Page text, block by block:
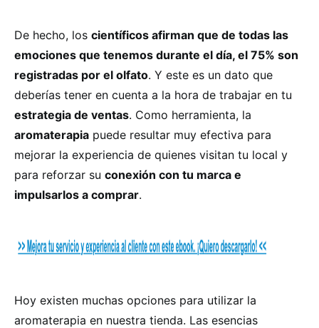
De hecho, los científicos afirman que de todas las
emociones que tenemos durante el día, el 75% son
registradas por el olfato. Y este es un dato que
deberías tener en cuenta a la hora de trabajar en tu
estrategia de ventas. Como herramienta, la
aromaterapia puede resultar muy efectiva para
mejorar la experiencia de quienes visitan tu local y
para reforzar su conexión con tu marca e
impulsarlos a comprar.
Hoy existen muchas opciones para utilizar la
aromaterapia en nuestra tienda. Las esencias